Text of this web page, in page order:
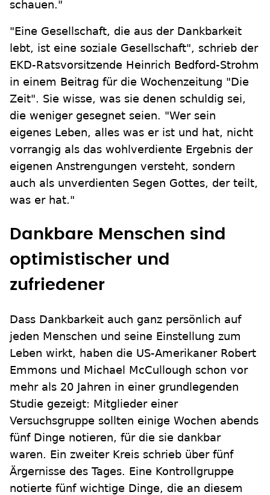
schauen."
"Eine Gesellschaft, die aus der Dankbarkeit
lebt, ist eine soziale Gesellschaft", schrieb der
EKD-Ratsvorsitzende Heinrich Bedford-Strohm
in einem Beitrag für die Wochenzeitung "Die
Zeit". Sie wisse, was sie denen schuldig sei,
die weniger gesegnet seien. "Wer sein
eigenes Leben, alles was er ist und hat, nicht
vorrangig als das wohlverdiente Ergebnis der
eigenen Anstrengungen versteht, sondern
auch als unverdienten Segen Gottes, der teilt,
was er hat."
Dankbare Menschen sind
optimistischer und
zufriedener
Dass Dankbarkeit auch ganz persönlich auf
jeden Menschen und seine Einstellung zum
Leben wirkt, haben die US-Amerikaner Robert
Emmons und Michael McCullough schon vor
mehr als 20 Jahren in einer grundlegenden
Studie gezeigt: Mitglieder einer
Versuchsgruppe sollten einige Wochen abends
fünf Dinge notieren, für die sie dankbar
waren. Ein zweiter Kreis schrieb über fünf
Ärgernisse des Tages. Eine Kontrollgruppe
notierte fünf wichtige Dinge, die an diesem